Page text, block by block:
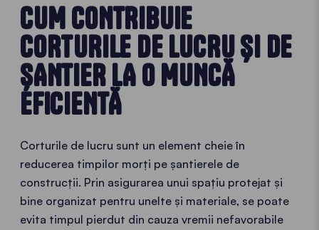
CUM CONTRIBUIE
CORTURILE DE LUCRU ȘI DE
ȘANTIER LA O MUNCĂ
EFICIENTĂ
Corturile de lucru sunt un element cheie în
reducerea timpilor morți pe șantierele de
construcții. Prin asigurarea unui spațiu protejat și
bine organizat pentru unelte și materiale, se poate
evita timpul pierdut din cauza vremii nefavorabile